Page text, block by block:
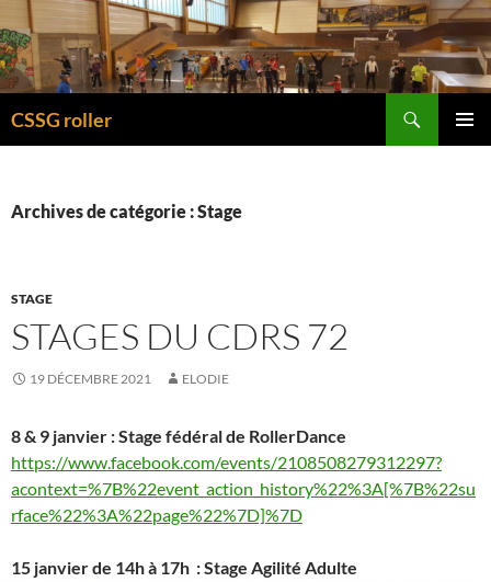
CSSG roller
Archives de catégorie : Stage
STAGE
STAGES DU CDRS 72
19 DÉCEMBRE 2021 ELODIE
8 & 9 janvier : Stage fédéral de RollerDance
https://www.facebook.com/events/2108508279312297?
acontext=%7B%22event_action_history%22%3A[%7B%22su
rface%22%3A%22page%22%7D]%7D
15 janvier de 14h à 17h : Stage Agilité Adulte